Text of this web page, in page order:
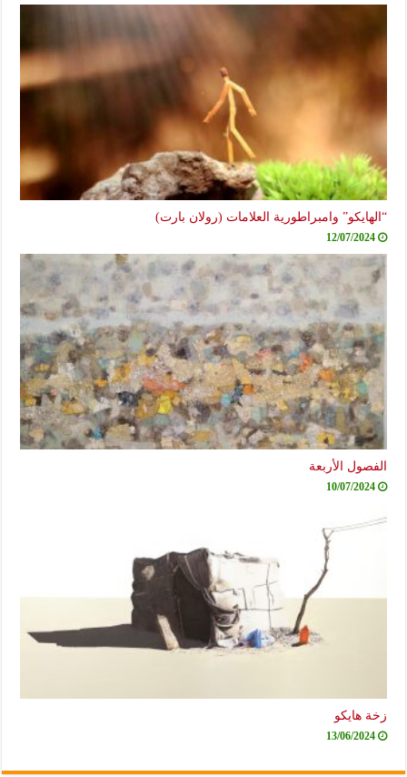
“الهايكو” وامبراطورية العلامات (رولان بارت)
12/07/2024
الفصول الأربعة
10/07/2024
زخة هايكو
13/06/2024